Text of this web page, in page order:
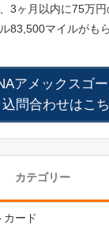
3ヶ月以内に75万
83,500マイルがも
アメックスゴ
込問合わせはこ
カテゴリー
カード